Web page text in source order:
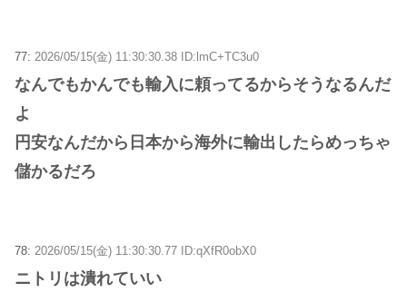
77: 2026/05/15(金) 11:30:30.38 ID:lmC+TC3u0
なんでもかんでも輸入に頼ってるからそうなるんだ
よ
円安なんだから日本から海外に輸出したらめっちゃ
儲かるだろ
78: 2026/05/15(金) 11:30:30.77 ID:qXfR0obX0
ニトリは潰れていい